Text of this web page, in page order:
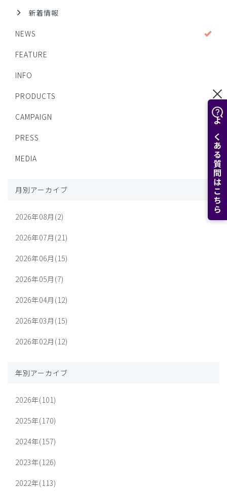
よくある質問はこちら
新着情報
NEWS
FEATURE
INFO
PRODUCTS
CAMPAIGN
PRESS
MEDIA
月別アーカイブ
2026年08月(2)
2026年07月(21)
2026年06月(15)
2026年05月(7)
2026年04月(12)
2026年03月(15)
2026年02月(12)
年別アーカイブ
2026年(101)
2025年(170)
2024年(157)
2023年(126)
2022年(113)